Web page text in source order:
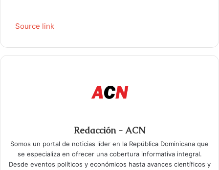
Source link
Redacción - ACN
Somos un portal de noticias líder en la República Dominicana que
se especializa en ofrecer una cobertura informativa integral.
Desde eventos políticos y económicos hasta avances científicos y